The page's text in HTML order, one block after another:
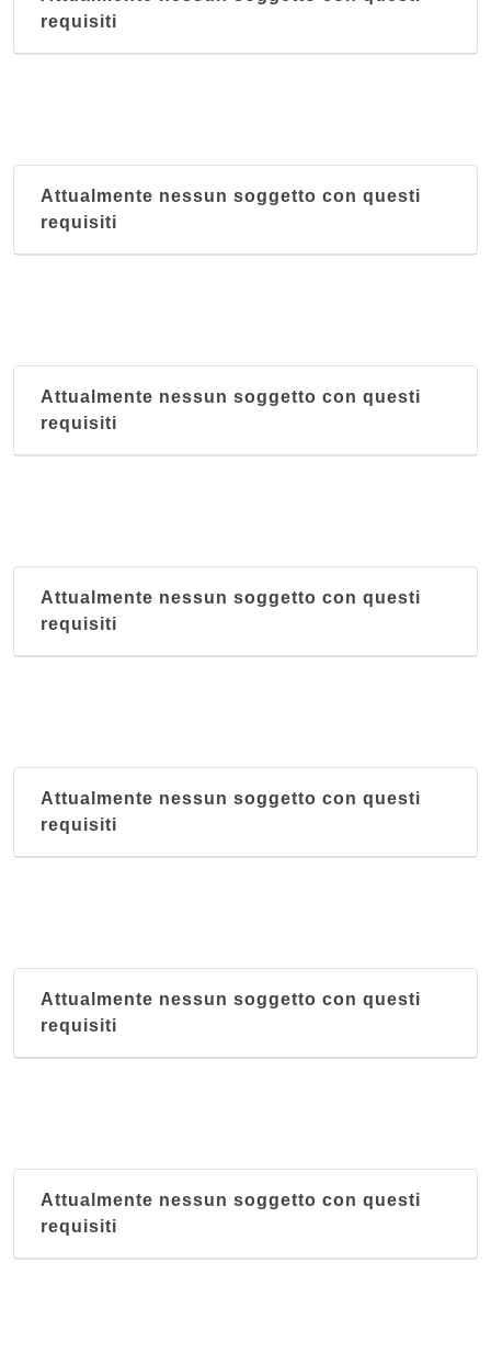
requisiti
Attualmente nessun soggetto con questi
requisiti
Attualmente nessun soggetto con questi
requisiti
Attualmente nessun soggetto con questi
requisiti
Attualmente nessun soggetto con questi
requisiti
Attualmente nessun soggetto con questi
requisiti
Attualmente nessun soggetto con questi
requisiti